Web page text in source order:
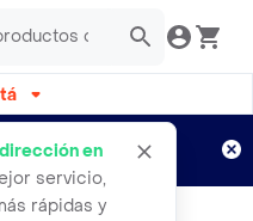
en
servicio,
rápidas y
Aplican TyC